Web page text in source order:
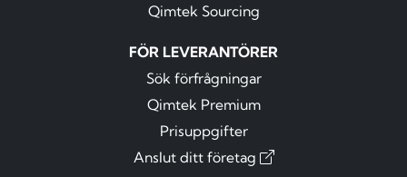
Qimtek Sourcing
FÖR LEVERANTÖRER
Sök förfrågningar
Qimtek Premium
Prisuppgifter
Anslut ditt företag